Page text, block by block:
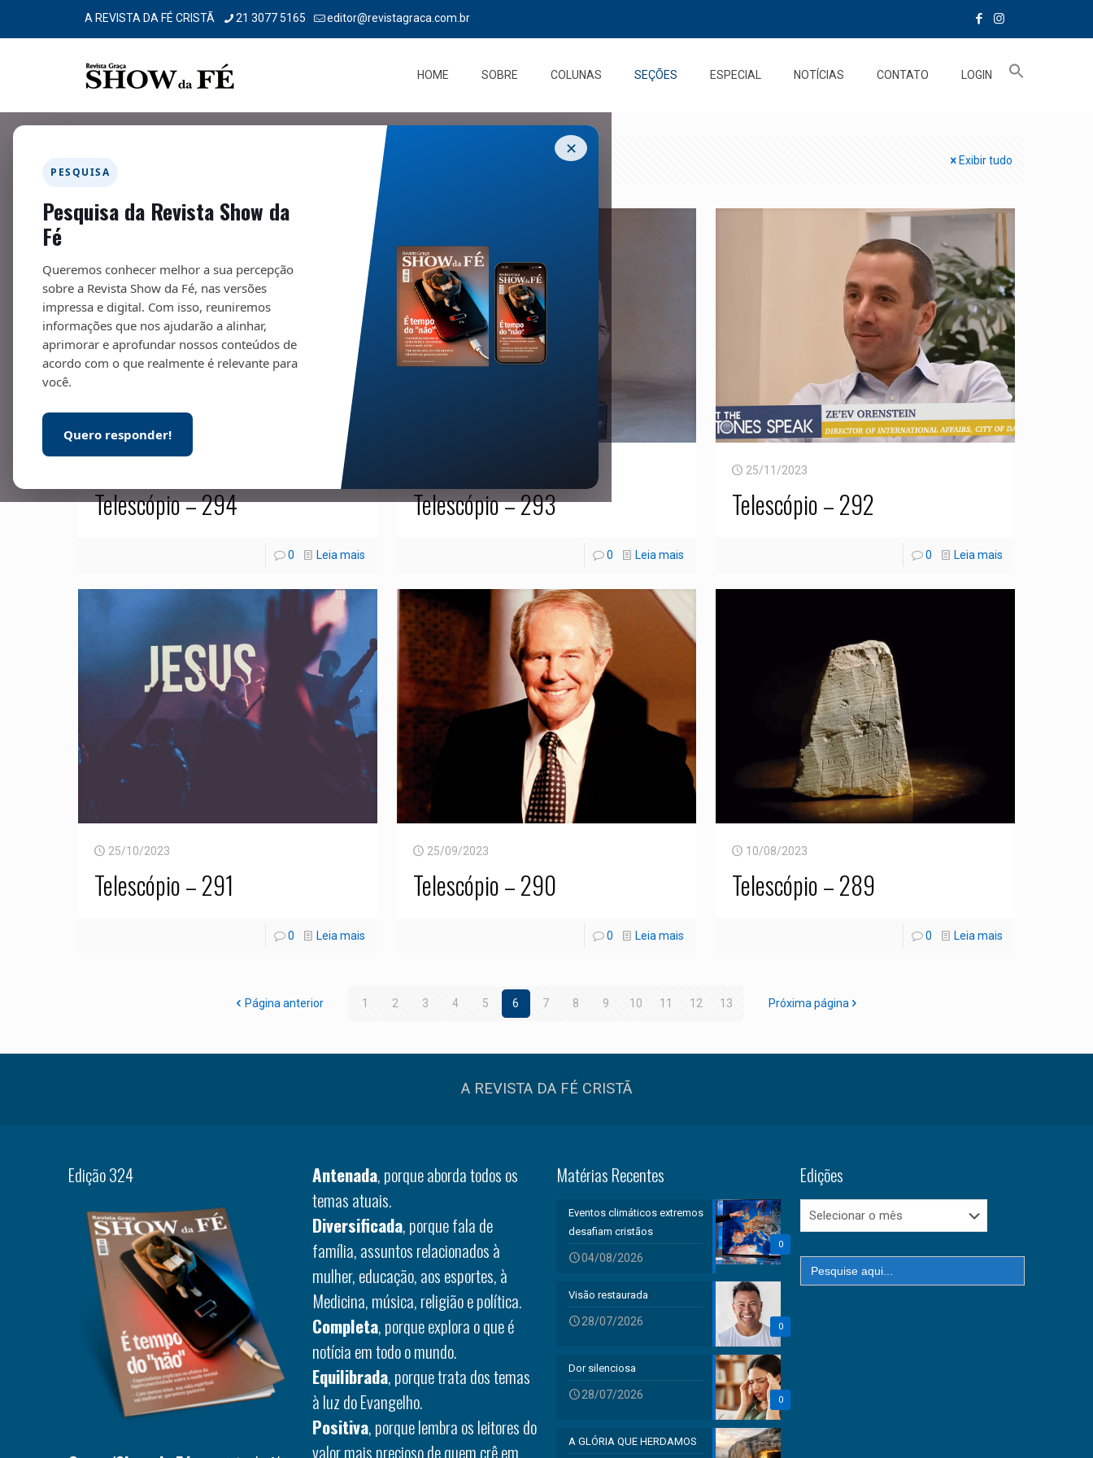
A REVISTA DA FÉ CRISTÃ 21 3077 5165 editor@revistagraca.com.br
HOME SOBRE COLUNAS SEÇÕES ESPECIAL NOTÍCIAS CONTATO LOGIN
✕
PESQUISA
Pesquisa da Revista Show da
Fé
Queremos conhecer melhor a sua percepção
sobre a Revista Show da Fé, nas versões
impressa e digital. Com isso, reuniremos
informações que nos ajudarão a alinhar,
aprimorar e aprofundar nossos conteúdos de
acordo com o que realmente é relevante para
você.
Quero responder!
Exibir tudo
Telescópio – 294
0 Leia mais
Telescópio – 293
0 Leia mais
25/11/2023
Telescópio – 292
0 Leia mais
25/10/2023
Telescópio – 291
0 Leia mais
25/09/2023
Telescópio – 290
0 Leia mais
10/08/2023
Telescópio – 289
0 Leia mais
Página anterior 1 2 3 4 5 6 7 8 9 10 11 12 13 Próxima página
A REVISTA DA FÉ CRISTÃ
Edição 324 Antenada, porque aborda todos os
temas atuais.
Diversificada, porque fala de
família, assuntos relacionados à
mulher, educação, aos esportes, à
Medicina, música, religião e política.
Completa, porque explora o que é
notícia em todo o mundo.
Equilibrada, porque trata dos temas
à luz do Evangelho.
Positiva, porque lembra os leitores do
valor mais precioso de quem crê em
Matérias Recentes
0
Eventos climáticos extremos
desafiam cristãos
04/08/2026
0
Visão restaurada
28/07/2026
0
Dor silenciosa
28/07/2026
A GLÓRIA QUE HERDAMOS
Edições
Edições
Search
for: